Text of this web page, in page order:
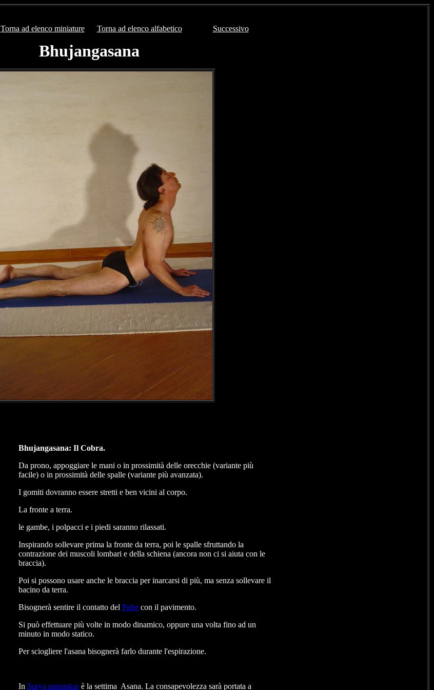
Torna ad elenco miniature Torna ad elenco alfabetico Successivo
Bhujangasana
Bhujangasana: Il Cobra.
Da prono, appoggiare le mani o in prossimità delle orecchie (variante più
facile) o in prossimità delle spalle (variante più avanzata).
I gomiti dovranno essere stretti e ben vicini al corpo.
La fronte a terra.
le gambe, i polpacci e i piedi saranno rilassati.
Inspirando sollevare prima la fronte da terra, poi le spalle sfruttando la
contrazione dei muscoli lombari e della schiena (ancora non ci si aiuta con le
braccia).
Poi si possono usare anche le braccia per inarcarsi di più, ma senza sollevare il
bacino da terra.
Bisognerà sentire il contatto del Pube con il pavimento.
Si può effettuare più volte in modo dinamico, oppure una volta fino ad un
minuto in modo statico.
Per sciogliere l'asana bisognerà farlo durante l'espirazione.
In Surya namaskarè la settima Asana. La consapevolezza sarà portata a